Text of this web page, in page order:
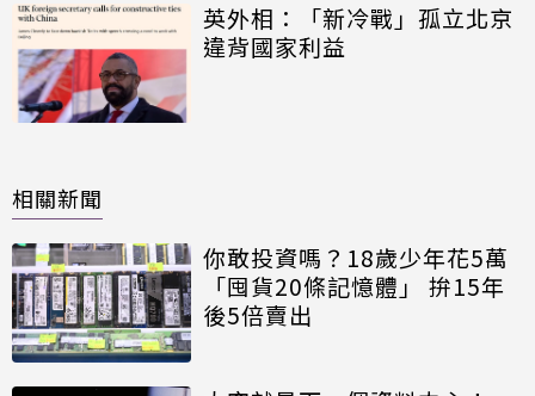
英外相：「新冷戰」孤立北京
違背國家利益
相關新聞
你敢投資嗎？18歲少年花5萬
「囤貨20條記憶體」 拚15年
後5倍賣出